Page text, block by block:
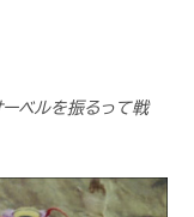
ベルを振るって戦